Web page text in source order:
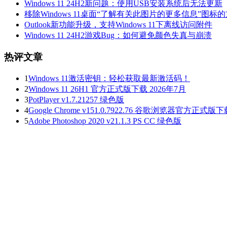
Windows 11 24H2新问题：使用USB安装系统后无法更新
移除Windows 11桌面“了解有关此图片的更多信息”图标
Outlook新功能升级，支持Windows 11下离线访问附件
Windows 11 24H2游戏Bug：如何避免颜色失真与崩溃
热评文章
1Windows 11激活密钥：轻松获取最新激活码！
2Windows 11 26H1 官方正式版下载 2026年7月
3PotPlayer v1.7.21257 绿色版
4Google Chrome v151.0.7922.76 谷歌浏览器官方正式版下
5Adobe Photoshop 2020 v21.1.3 PS CC 绿色版